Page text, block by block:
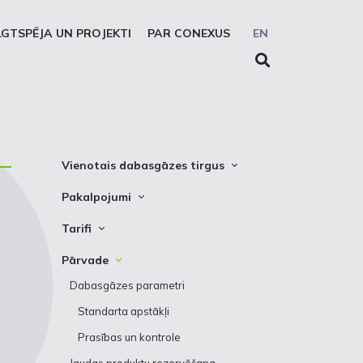
EN
UN PROJEKTI PAR CONEXUS
Vienotais dabasgāzes tirgus
Vienotās zonas platforma
Pakalpojumi
Pārvade
pakalpojums
REMIT ziņošanas pakalpojums
EIC LIO
Tarifi
Pārvade
Uzglabāšana
Pārvade
Dabasgāzes parametri
Standarta apstākļi
Prasības un kontrole